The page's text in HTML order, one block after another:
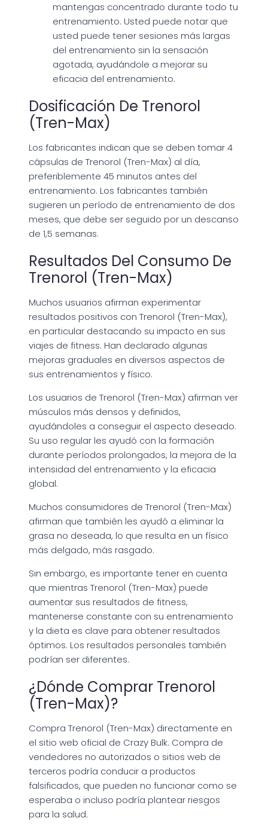
mantengas concentrado durante todo tu
entrenamiento. Usted puede notar que
usted puede tener sesiones más largas
del entrenamiento sin la sensación
agotada, ayudándole a mejorar su
eficacia del entrenamiento.
Dosificación De Trenorol
(Tren-Max)
Los fabricantes indican que se deben tomar 4
cápsulas de Trenorol (Tren-Max) al día,
preferiblemente 45 minutos antes del
entrenamiento. Los fabricantes también
sugieren un período de entrenamiento de dos
meses, que debe ser seguido por un descanso
de 1,5 semanas.
Resultados Del Consumo De
Trenorol (Tren-Max)
Muchos usuarios afirman experimentar
resultados positivos con Trenorol (Tren-Max),
en particular destacando su impacto en sus
viajes de fitness. Han declarado algunas
mejoras graduales en diversos aspectos de
sus entrenamientos y físico.
Los usuarios de Trenorol (Tren-Max) afirman ver
músculos más densos y definidos,
ayudándoles a conseguir el aspecto deseado.
Su uso regular les ayudó con la formación
durante períodos prolongados, la mejora de la
intensidad del entrenamiento y la eficacia
global.
Muchos consumidores de Trenorol (Tren-Max)
afirman que también les ayudó a eliminar la
grasa no deseada, lo que resulta en un físico
más delgado, más rasgado.
Sin embargo, es importante tener en cuenta
que mientras Trenorol (Tren-Max) puede
aumentar sus resultados de fitness,
mantenerse constante con su entrenamiento
y la dieta es clave para obtener resultados
óptimos. Los resultados personales también
podrían ser diferentes.
¿Dónde Comprar Trenorol
(Tren-Max)?
Compra Trenorol (Tren-Max) directamente en
el sitio web oficial de Crazy Bulk. Compra de
vendedores no autorizados o sitios web de
terceros podría conducir a productos
falsificados, que pueden no funcionar como se
esperaba o incluso podría plantear riesgos
para la salud.